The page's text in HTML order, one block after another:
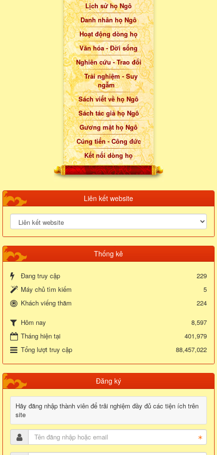
Lịch sử họ Ngô
Danh nhân họ Ngô
Hoạt động dòng họ
Văn hóa - Đời sống
Nghiên cứu - Trao đổi
Trải nghiệm - Suy
ngẫm
Sách viết về họ Ngô
Sách tác giả họ Ngô
Gương mặt họ Ngô
Cúng tiến - Công đức
Kết nối dòng họ
Liên kết website
Thống kê
Đang truy cập
229
Máy chủ tìm kiếm
5
Khách viếng thăm
224
Hôm nay
8,597
Tháng hiện tại
401,979
Tổng lượt truy cập
88,457,022
Đăng ký
Hãy đăng nhập thành viên để trải nghiệm đầy đủ các tiện ích trên
site